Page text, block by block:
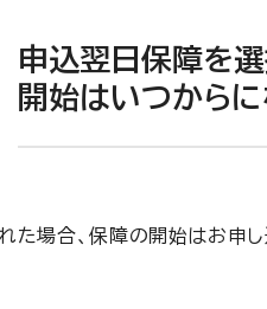
申込翌日保障を
開始はいつから
場合、保障の開始はお